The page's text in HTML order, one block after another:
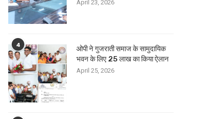
April 23, 2026
4
ओपी ने गुजराती समाज के सामुदायिक
भवन के लिए 25 लाख का किया ऐलान
April 25, 2026